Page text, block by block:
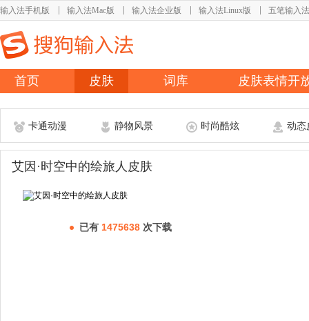
输入法手机版 输入法Mac版 输入法企业版 输入法Linux版 五笔输入法
首页 皮肤 词库 皮肤表情开
卡通动漫 静物风景 时尚酷炫 动态
艾因·时空中的绘旅人皮肤
已有 1475638 次下载